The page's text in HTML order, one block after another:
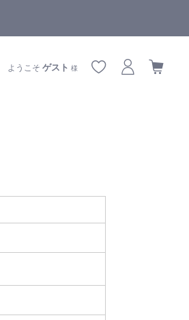
ようこそゲスト 様